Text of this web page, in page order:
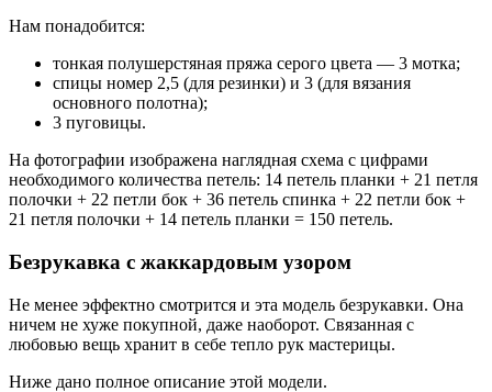
Нам понадобится:
тонкая полушерстяная пряжа серого цвета — 3 мотка;
спицы номер 2,5 (для резинки) и 3 (для вязания
основного полотна);
3 пуговицы.
На фотографии изображена наглядная схема с цифрами
необходимого количества петель: 14 петель планки + 21 петля
полочки + 22 петли бок + 36 петель спинка + 22 петли бок +
21 петля полочки + 14 петель планки = 150 петель.
Безрукавка с жаккардовым узором
Не менее эффектно смотрится и эта модель безрукавки. Она
ничем не хуже покупной, даже наоборот. Связанная с
любовью вещь хранит в себе тепло рук мастерицы.
Ниже дано полное описание этой модели.